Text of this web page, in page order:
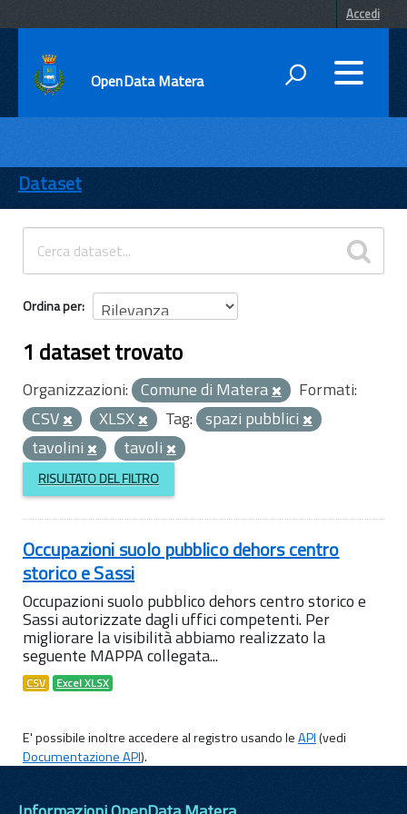
Accedi
OpenData Matera
ENTI
TEMI
INFORMAZIONI
Dataset
Ordina per
1 dataset trovato
Organizzazioni: Comune di Matera
Formati:
CSV
XLSX Tag: spazi pubblici
tavolini
tavoli
RISULTATO DEL FILTRO
Occupazioni suolo pubblico dehors centro
storico e Sassi
Occupazioni suolo pubblico dehors centro storico e
Sassi autorizzate dagli uffici competenti. Per
migliorare la visibilità abbiamo realizzato la
seguente MAPPA collegata...
CSV Excel XLSX
E' possibile inoltre accedere al registro usando leAPI(vedi
Documentazione API).